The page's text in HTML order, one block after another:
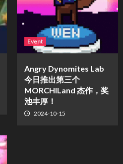
Event
Angry Dynomites Lab
今日推出第三个
MORCHILand 杰作，奖
池丰厚！
2024-10-15